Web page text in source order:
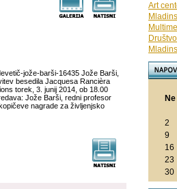
jože-barši-16435 Jože Barši,
besedila Jacquesa Rancièra
torek, 3. junij 2014, ob 18.00
Jože Barši, redni profesor
nagrade za življenjsko
Art
Ne
2
9
16
23
30